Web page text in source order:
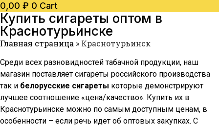
0,00 ₽ 0 Cart
Купить сигареты оптом в
Краснотурьинске
Главная страница » Краснотурьинск
Среди всех разновидностей табачной продукции, наш
магазин поставляет сигареты российского производства
так и белорусские сигареты которые демонстрируют
лучшее соотношение «цена/качество». Купить их в
Краснотурьинске можно по самым доступным ценам, в
особенности – если речь идет об оптовых закупках. С